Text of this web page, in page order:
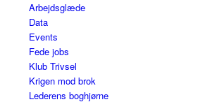
Arbejdsglæde
Data
Events
Fede jobs
Klub Trivsel
Krigen mod brok
Lederens boghjørne